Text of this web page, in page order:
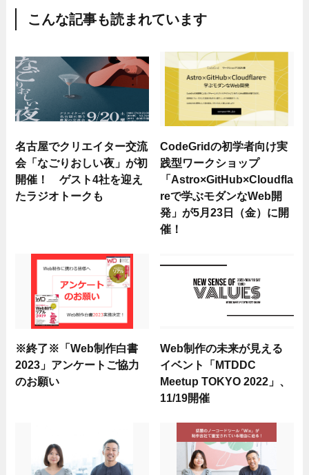
こんな記事も読まれています
名古屋でクリエイター交流
会「なごりおしい夜」が初
開催！ ゲスト4社を迎え
たラジオトークも
CodeGridの初学者向け実
践型ワークショップ
「Astro×GitHub×Cloudfla
reで学ぶモダンなWeb開
発」が5月23日（金）に開
催！
※終了※「Web制作白書
2023」アンケートご協力
のお願い
Web制作の未来が見える
イベント「MTDDC
Meetup TOKYO 2022」、
11/19開催